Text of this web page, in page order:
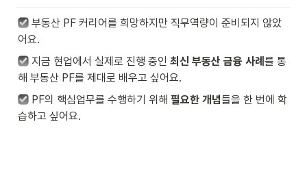
부동산 PF 커리어를 희망하지만 직무역량이 준비되지 않았
어요.
지금 현업에서 실제로 진행 중인 최신 부동산 금융 사례 를 통
해 부동산 PF를 제대로 배우고 싶어요.
PF의 핵심업무를 수행하기 위해 필요한 개념들을 한 번에 학
습하고 싶어요.